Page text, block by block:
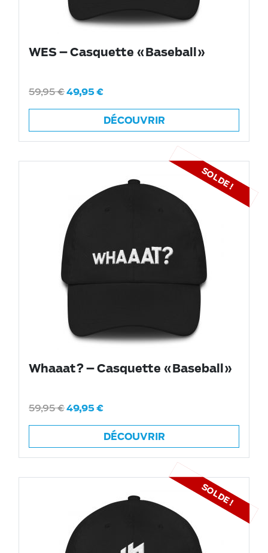
WES – Casquette «Baseball»
59,95€49,95€
DÉCOUVRIR
SOLDE !
Whaaat? – Casquette «Baseball»
59,95€49,95€
DÉCOUVRIR
SOLDE !